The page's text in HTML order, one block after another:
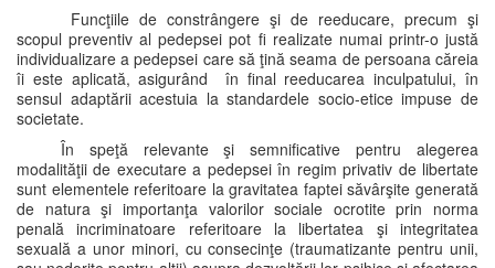
Funcţiile de constrângere şi de reeducare, precum şi
scopul preventiv al pedepsei pot fi realizate numai printr-o justă
individualizare a pedepsei care să ţină seama de persoana căreia
îi este aplicată, asigurând în final reeducarea inculpatului, în
sensul adaptării acestuia la standardele socio-etice impuse de
societate.
În speţă relevante şi semnificative pentru alegerea
modalităţii de executare a pedepsei în regim privativ de libertate
sunt elementele referitoare la gravitatea faptei săvârşite generată
de natura şi importanţa valorilor sociale ocrotite prin norma
penală incriminatoare referitoare la libertatea şi integritatea
sexuală a unor minori, cu consecinţe (traumatizante pentru unii,